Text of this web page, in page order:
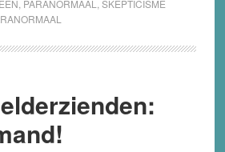
PARANORMAAL
SKEPTICISME